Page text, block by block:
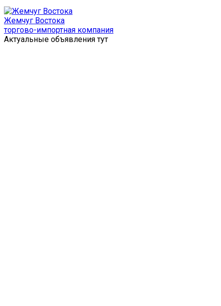
Перейти
к
содержимому
Жемчуг Востока
торгово-импортная компания
Актуальные объявления тут